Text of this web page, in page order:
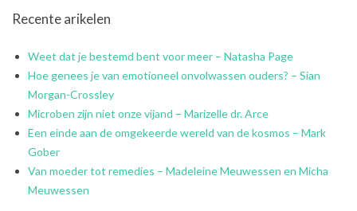
Recente arikelen
Weet dat je bestemd bent voor meer – Natasha Page
Hoe genees je van emotioneel onvolwassen ouders? – Sian
Morgan-Crossley
Microben zijn niet onze vijand – Marizelle dr. Arce
Een einde aan de omgekeerde wereld van de kosmos – Mark
Gober
Van moeder tot remedies – Madeleine Meuwessen en Micha
Meuwessen